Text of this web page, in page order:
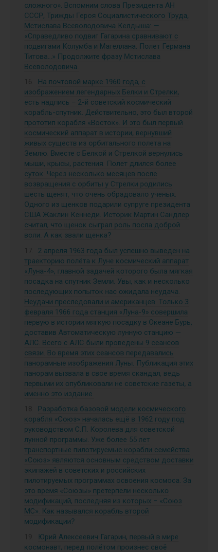
сложного». Вспомним слова Президента АН
СССР, Трижды Героя Социалистического Труда,
Мстислава Всеволодовича Келдыша: —
«Справедливо подвиг Гагарина сравнивают с
подвигами Колумба и Магеллана. Полет Германа
Титова…» Продолжите фразу Мстислава
Всеволодовича.
На почтовой марке 1960 года, с
изображением легендарных Белки и Стрелки,
есть надпись – 2-й советский космический
корабль-спутник. Действительно, это был второй
прототип корабля «Восток». И это был первый
космический аппарат в истории, вернувший
живых существ из орбитального полета на
Землю. Вместе с Белкой и Стрелкой вернулись
мыши, крысы, растения. Полет длился более
суток. Через несколько месяцев после
возвращения с орбиты у Стрелки родились
шесть щенят, что очень обрадовало ученых.
Одного из щенков подарили супруге президента
США Жаклин Кеннеди. Историк Мартин Сандлер
считал, что щенок сыграл роль посла доброй
воли. А как звали щенка?
2 апреля 1963 года был успешно выведен на
траекторию полёта к Луне космический аппарат
«Луна-4», главной задачей которого была мягкая
посадка на спутник Земли. Увы, как и несколько
последующих попыток нас ожидала неудача.
Неудачи преследовали и американцев. Только 3
февраля 1966 года станция «Луна-9» совершила
первую в истории мягкую посадку в Океане Бурь,
доставив Автоматическую лунную станцию —
АЛС. Всего с АЛС были проведены 9 сеансов
связи. Во время этих сеансов передавались
панорамные изображения Луны. Публикация этих
панорам вызвала в свое время скандал, ведь
первыми их опубликовали не советские газеты, а
именно это издание.
Разработка базовой модели космического
корабля «Союз» началась ещё в 1962 году под
руководством С.П. Королева для советской
лунной программы. Уже более 55 лет
транспортные пилотируемые корабли семейства
«Союз» являются основным средством доставки
экипажей в советских и российских
пилотируемых программах освоения космоса. За
это время «Союзы» претерпели несколько
модификаций, последняя из которых – «Союз
МС». Как назывался корабль второй
модификации?
Юрий Алексеевич Гагарин, первый в мире
космонавт, перед полётом произнес своё